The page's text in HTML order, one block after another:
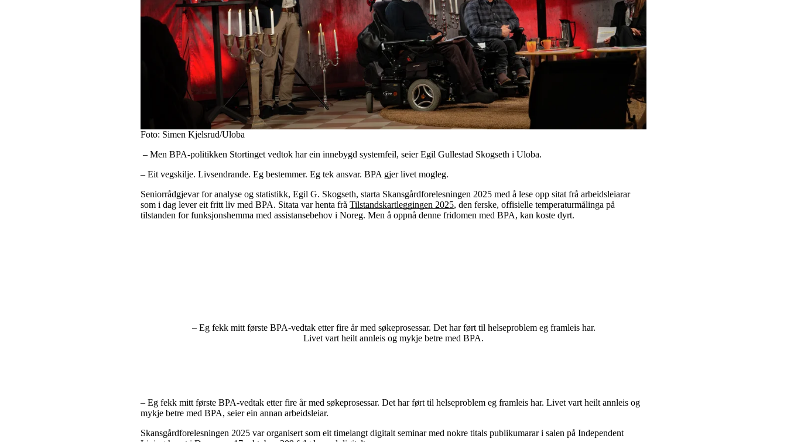
Foto: Simen Kjelsrud/Uloba
– Men BPA-politikken Stortinget vedtok har ein innebygd systemfeil, seier Egil Gullestad Skogseth i Uloba.
– Eit vegskilje. Livsendrande. Eg bestemmer. Eg tek ansvar. BPA gjer livet mogleg.
Seniorrådgjevar for analyse og statistikk, Egil G. Skogseth, starta Skansgårdforelesningen 2025 med å lese opp sitat frå arbeidsleiarar
som i dag lever eit fritt liv med BPA. Sitata var henta frå Tilstandskartleggingen 2025, den ferske, offisielle temperaturmålinga på
tilstanden for funksjonshemma med assistansebehov i Noreg. Men å oppnå denne fridomen med BPA, kan koste dyrt.
– Eg fekk mitt første BPA-vedtak etter fire år med søkeprosessar. Det har ført til helseproblem eg framleis har.
Livet vart heilt annleis og mykje betre med BPA.
– Eg fekk mitt første BPA-vedtak etter fire år med søkeprosessar. Det har ført til helseproblem eg framleis har. Livet vart heilt annleis og
mykje betre med BPA, seier ein annan arbeidsleiar.
Skansgårdforelesningen 2025 var organisert som eit timelangt digitalt seminar med nokre titals publikumarar i salen på Independent